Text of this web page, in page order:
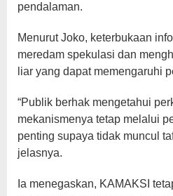
pendalaman.
Menurut Joko, keterbukaan
meredam spekulasi dan
liar yang dapat memengaruhi
“Publik berhak mengetahui
mekanismenya tetap melalui
penting supaya tidak muncul
jelasnya.
Ia menegaskan, KAMAKSI